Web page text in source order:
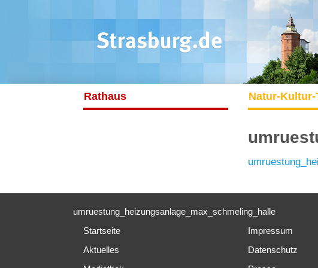
Rathaus Natur-
umruestung_heizungsanlage_max_schmeling_halle
Startseite
Aktuelles
Impressum
Datenschutz